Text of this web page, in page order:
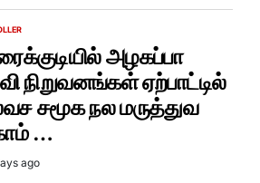
அழகப்பா
நிறுவனங்கள் ஏற்பாட்டில்
சமூக நல மருத்துவ
…
ago